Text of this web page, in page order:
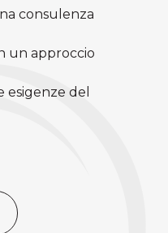
consulenza
un approccio
esigenze del